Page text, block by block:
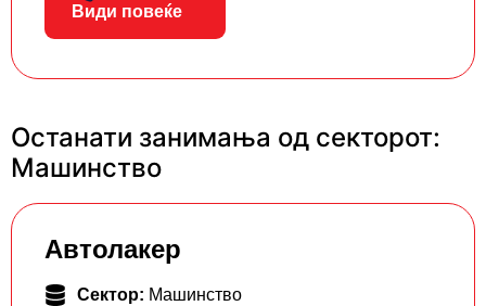
Види повеќе
Останати занимања од секторот:
Машинство
Автолакер
Сектор: Машинство